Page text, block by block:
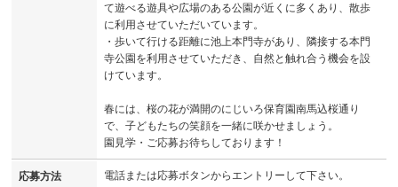
て遊べる遊具や広場のある公園が近くに多くあり、散歩
に利用させていただいています。
・歩いて行ける距離に池上本門寺があり、隣接する本門
寺公園を利用させていただき、自然と触れ合う機会を設
けています。
春には、桜の花が満開のにじいろ保育園南馬込桜通り
で、子どもたちの笑顔を一緒に咲かせましょう。
園見学・ご応募お待ちしております！
応募方法 電話または応募ボタンからエントリーして下さい。